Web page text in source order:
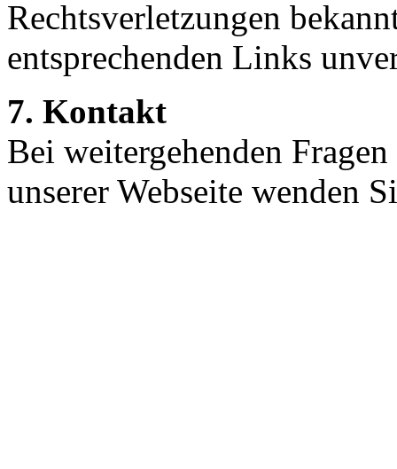
Rechtsverletzungen
entsprechenden Links
7. Kontakt
Bei weitergehenden
unserer Webseite wenden